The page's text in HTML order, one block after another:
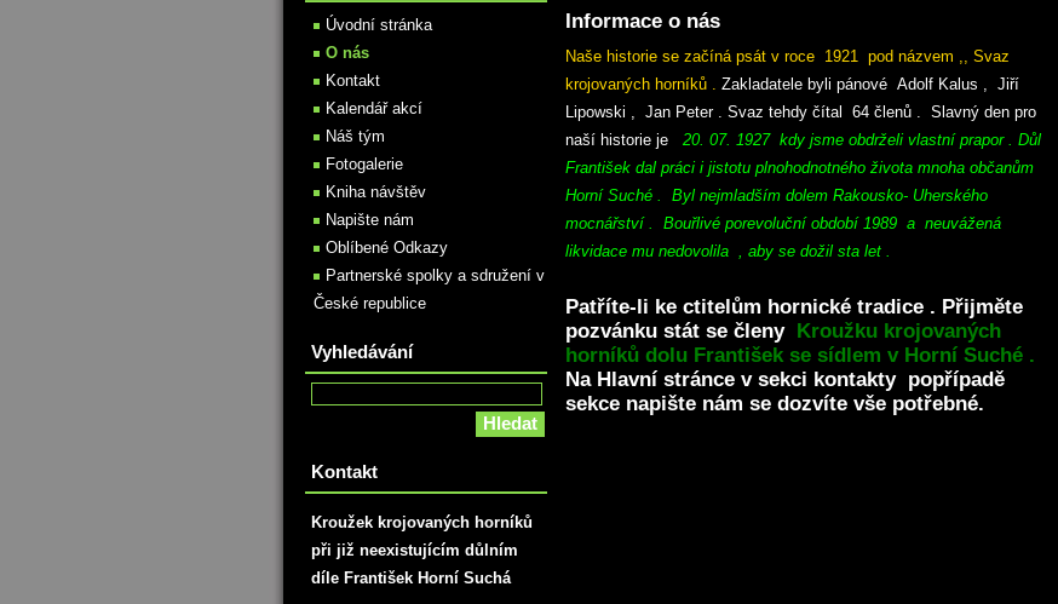
Informace o nás
Naše historie se začíná psát v roce 1921 pod názvem ,, Svaz
krojovaných horníků . Zakladatele byli pánové Adolf Kalus , Jiří
Lipowski , Jan Peter . Svaz tehdy čítal 64 členů . Slavný den pro
naší historie je 20. 07. 1927 kdy jsme obdrželi vlastní prapor . Důl
František dal práci i jistotu plnohodnotného života mnoha občanům
Horní Suché . Byl nejmladším dolem Rakousko- Uherského
mocnářství . Bouřlivé porevoluční období 1989 a neuvážená
likvidace mu nedovolila , aby se dožil sta let .
Patříte-li ke ctitelům hornické tradice . Přijměte
pozvánku stát se členy Kroužku krojovaných
horníků dolu František se sídlem v Horní Suché .
Na Hlavní stránce v sekci kontakty popřípadě
sekce napište nám se dozvíte vše potřebné.
Úvodní stránka
O nás
Kontakt
Kalendář akcí
Náš tým
Fotogalerie
Kniha návštěv
Napište nám
Oblíbené Odkazy
Partnerské spolky a sdružení v
České republice
Vyhledávání
Kontakt
Kroužek krojovaných horníků
při již neexistujícím důlním
díle František Horní Suchá